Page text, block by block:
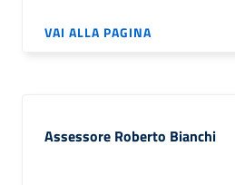
VAI ALLA PAGINA
Assessore Roberto Bianchi